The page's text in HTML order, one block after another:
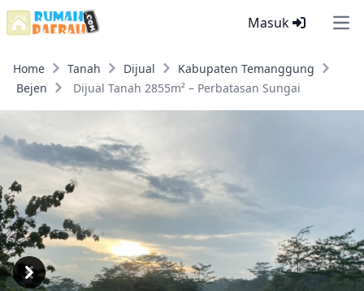
Masuk
Home Tanah Dijual
Kabupaten Temanggung
Bejen
Dijual Tanah 2855m² – Perbatasan Sungai
Previous
Next